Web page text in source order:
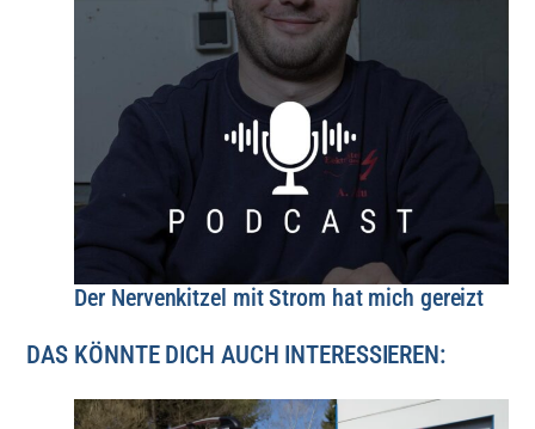
Der Nervenkitzel mit Strom hat mich gereizt
DAS KÖNNTE DICH AUCH INTERESSIEREN: